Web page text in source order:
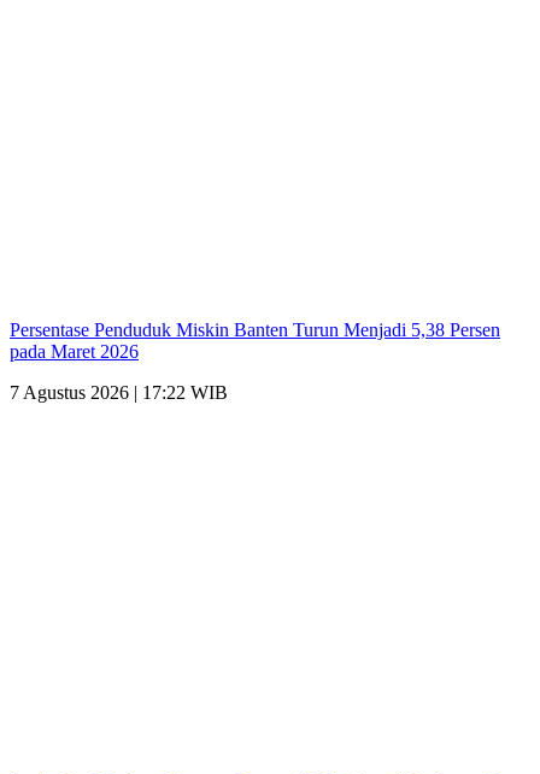
Persentase Penduduk Miskin Banten Turun Menjadi 5,38 Persen
pada Maret 2026
7 Agustus 2026 | 17:22 WIB